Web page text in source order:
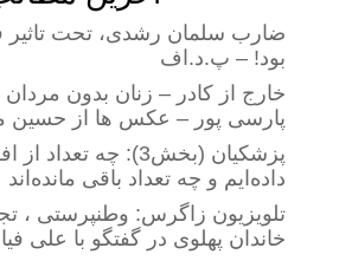
ضارب سلمان رشدی، تحت تاثیر
بود! – پ.د.اف
خارج از کادر – زنان بدون
پارسی پور – عکس ها از حسین
پزشکیان (بخش3): چه
داده‌ایم و چه تعداد باقی مانده‌اند
تلویزیون زاگرس: وطنپرستی ،
خاندان پهلوی در گفتگو با علی